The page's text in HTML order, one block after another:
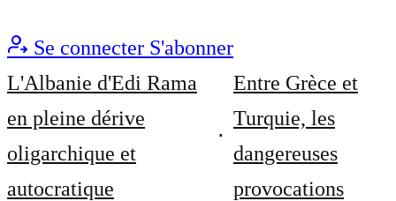
Se connecter S'abonner
L'Albanie d'Edi Rama
en pleine dérive
oligarchique et
autocratique
Entre Grèce et
Turquie, les
dangereuses
provocations